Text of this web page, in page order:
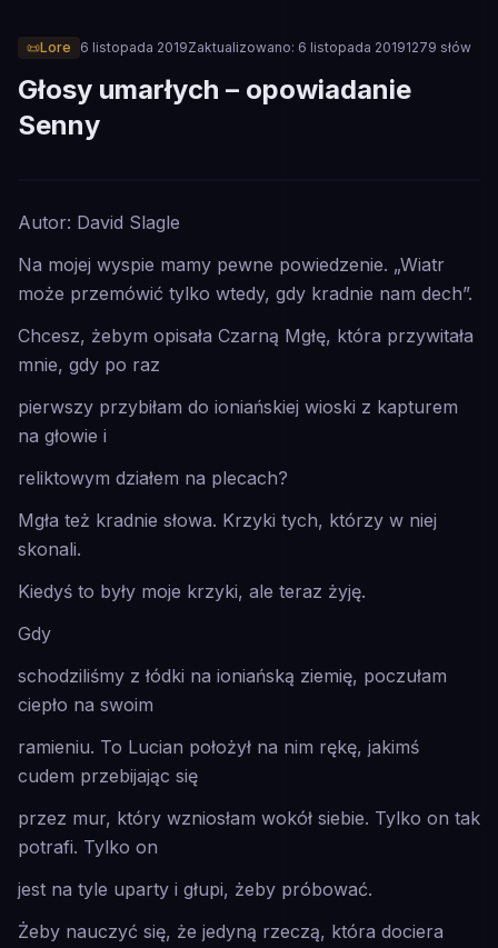
📜Lore 6 listopada 2019Zaktualizowano: 6 listopada 20191279 słów
Głosy umarłych – opowiadanie
Senny
📜
Autor: David Slagle
Na mojej wyspie mamy pewne powiedzenie. „Wiatr
może przemówić tylko wtedy, gdy kradnie nam dech”.
Chcesz, żebym opisała Czarną Mgłę, która przywitała
mnie, gdy po raz
pierwszy przybiłam do ioniańskiej wioski z kapturem
na głowie i
reliktowym działem na plecach?
Mgła też kradnie słowa. Krzyki tych, którzy w niej
skonali.
Kiedyś to były moje krzyki, ale teraz żyję.
Gdy
schodziliśmy z łódki na ioniańską ziemię, poczułam
ciepło na swoim
ramieniu. To Lucian położył na nim rękę, jakimś
cudem przebijając się
przez mur, który wzniosłam wokół siebie. Tylko on tak
potrafi. Tylko on
jest na tyle uparty i głupi, żeby próbować.
Żeby nauczyć się, że jedyną rzeczą, która dociera